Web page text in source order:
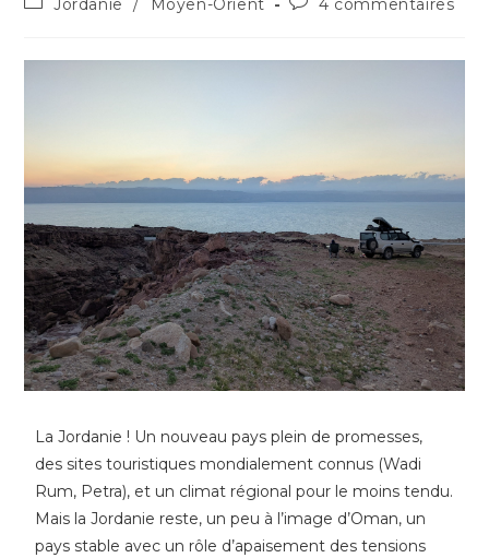
Jordanie
/ Moyen-Orient 4 commentaires
La Jordanie ! Un nouveau pays plein de promesses,
des sites touristiques mondialement connus (Wadi
Rum, Petra), et un climat régional pour le moins tendu.
Mais la Jordanie reste, un peu à l’image d’Oman, un
pays stable avec un rôle d’apaisement des tensions